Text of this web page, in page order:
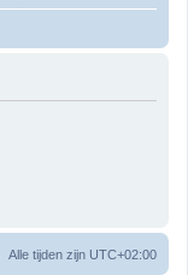
Alle tijden zijn UTC+02:00